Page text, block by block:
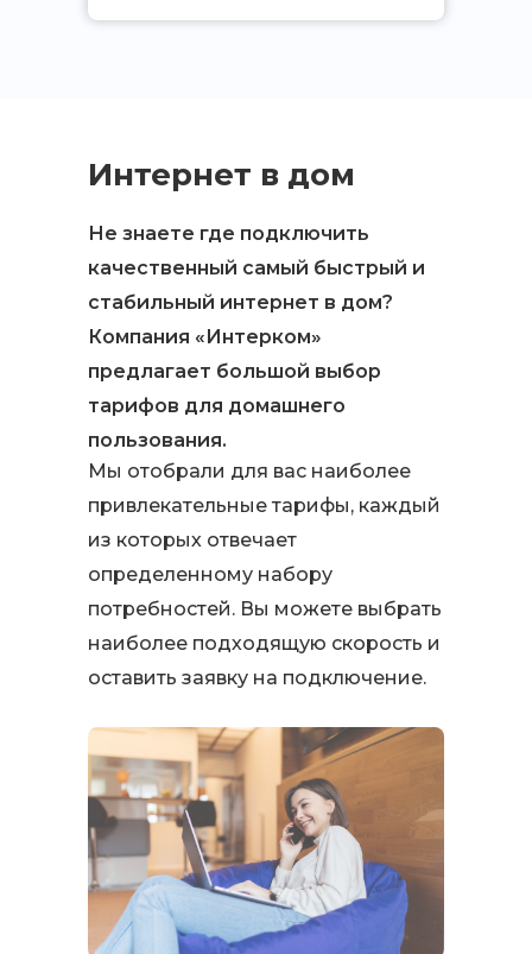
Интернет в дом
Не знаете где подключить
качественный самый быстрый и
стабильный интернет в дом?
Компания «Интерком»
предлагает большой выбор
тарифов для домашнего
пользования.
Мы отобрали для вас наиболее
привлекательные тарифы, каждый
из которых отвечает
определенному набору
потребностей. Вы можете выбрать
наиболее подходящую скорость и
оставить заявку на подключение.